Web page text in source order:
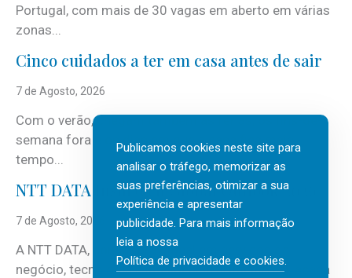
Portugal, com mais de 30 vagas em aberto em várias
zonas...
Cinco cuidados a ter em casa antes de sair
7 de Agosto, 2026
Com o verão, chegam também as férias, os fins-de-
semana fora e os dias em que a casa fica mais
tempo...
NTT DATA Insurtech Global Outlook 2026
7 de Agosto, 2026
A NTT DATA, consultora global em serviços de
negócio, tecnologia e inteligência artificial (IA), acaba
Publicamos cookies neste site para
analisar o tráfego, memorizar as
suas preferências, otimizar a sua
experiência e apresentar
publicidade. Para mais informação
leia a nossa
Política de privacidade e cookies.